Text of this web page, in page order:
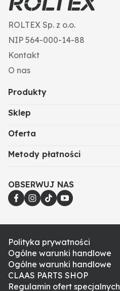
ROLTEX Sp. z o.o.
NIP 564-000-14-88
Kontakt
O nas
Produkty
Sklep
Oferta
Metody płatności
OBSERWUJ NAS
Polityka prywatności
Ogólne warunki handlowe
Ogólne warunki handlowe
CLAAS PARTS SHOP
Regulamin ofert specjalnych